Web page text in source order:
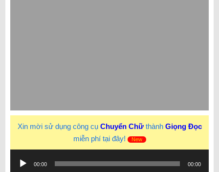
Xin mời sử dụng công cụ Chuyển Chữthành Giọng Đọc
miễn phí tại đây!
New
phát
00:00 00:00